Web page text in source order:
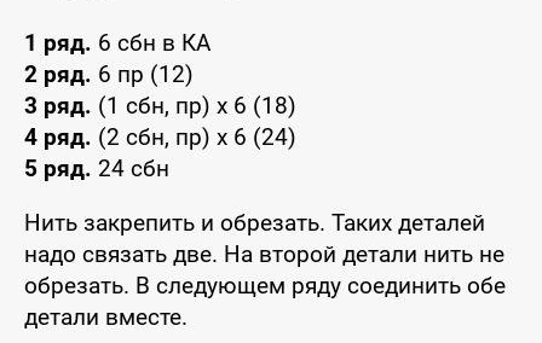
1 ряд. 6 сбн в КА
2 ряд. 6 пр (12)
3 ряд. (1 сбн, пр) x 6 (18)
4 ряд. (2 сбн, пр) x 6 (24)
5 ряд. 24 сбн
Нить закрепить и обрезать. Таких деталей
надо связать две. На второй детали нить не
обрезать. В следующем ряду соединить обе
детали вместе.